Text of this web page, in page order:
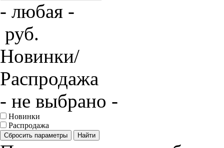
- любая -
руб.
Новинки/
Распродажа
- не выбрано -
Новинки
Распродажа
Сбросить параметры Найти